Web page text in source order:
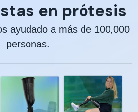
en prótesis
ayudado a más de 100,000
personas.